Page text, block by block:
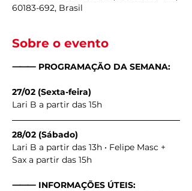
60183-692, Brasil
Sobre o evento
⸻ PROGRAMAÇÃO DA SEMANA:
27/02 (Sexta-feira)
Lari B a partir das 15h
28/02 (Sábado)
Lari B a partir das 13h • Felipe Masc +
Sax a partir das 15h
⸻ INFORMAÇÕES ÚTEIS: